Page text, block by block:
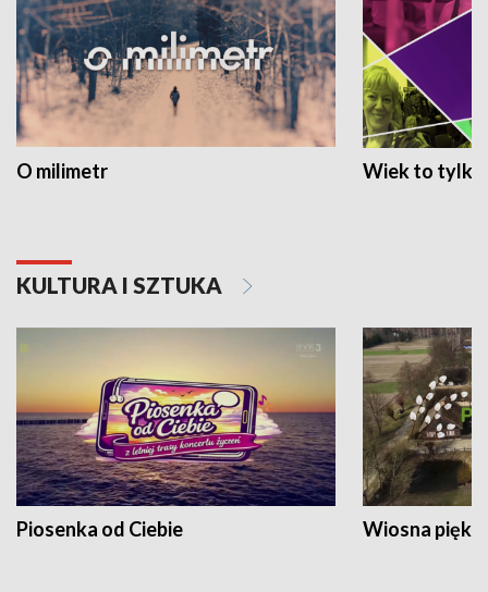
O milimetr Wiek to tylko
KULTURA I SZTUKA
Piosenka od Ciebie Wiosna